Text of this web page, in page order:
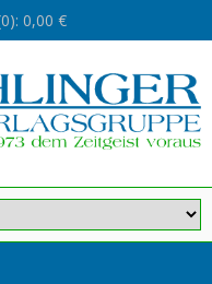
0,00 €